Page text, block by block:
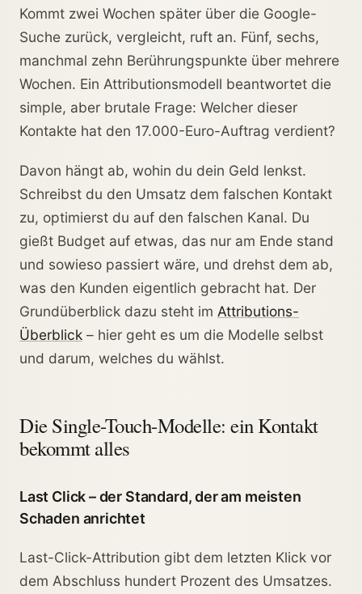
Kommt zwei Wochen später über die Google-
Suche zurück, vergleicht, ruft an. Fünf, sechs,
manchmal zehn Berührungspunkte über mehrere
Wochen. Ein Attributionsmodell beantwortet die
simple, aber brutale Frage: Welcher dieser
Kontakte hat den 17.000-Euro-Auftrag verdient?
Davon hängt ab, wohin du dein Geld lenkst.
Schreibst du den Umsatz dem falschen Kontakt
zu, optimierst du auf den falschen Kanal. Du
gießt Budget auf etwas, das nur am Ende stand
und sowieso passiert wäre, und drehst dem ab,
was den Kunden eigentlich gebracht hat. Der
Grundüberblick dazu steht im Attributions-
Überblick – hier geht es um die Modelle selbst
und darum, welches du wählst.
Die Single-Touch-Modelle: ein Kontakt
bekommt alles
Last Click – der Standard, der am meisten
Schaden anrichtet
Last-Click-Attribution gibt dem letzten Klick vor
dem Abschluss hundert Prozent des Umsatzes.